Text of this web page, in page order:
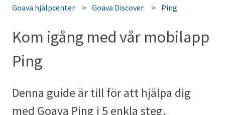
Goava hjälpcenter Goava Discover Ping
Kom igång med vår mobilapp
Ping
Denna guide är till för att hjälpa dig
med Goava Ping i 5 enkla steg.